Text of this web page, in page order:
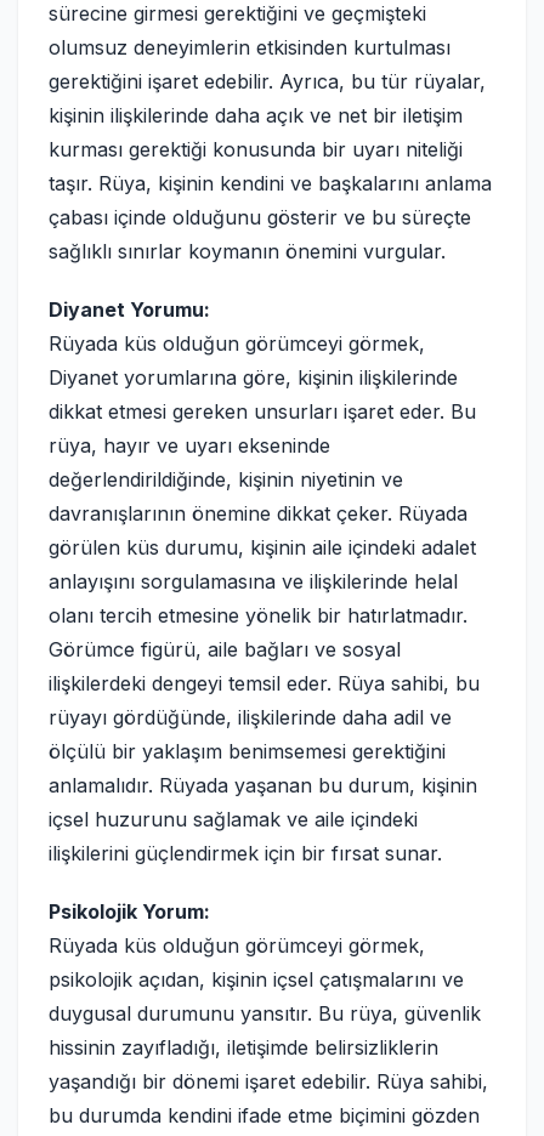
sürecine girmesi gerektiğini ve geçmişteki
olumsuz deneyimlerin etkisinden kurtulması
gerektiğini işaret edebilir. Ayrıca, bu tür rüyalar,
kişinin ilişkilerinde daha açık ve net bir iletişim
kurması gerektiği konusunda bir uyarı niteliği
taşır. Rüya, kişinin kendini ve başkalarını anlama
çabası içinde olduğunu gösterir ve bu süreçte
sağlıklı sınırlar koymanın önemini vurgular.
Diyanet Yorumu:
Rüyada küs olduğun görümceyi görmek,
Diyanet yorumlarına göre, kişinin ilişkilerinde
dikkat etmesi gereken unsurları işaret eder. Bu
rüya, hayır ve uyarı ekseninde
değerlendirildiğinde, kişinin niyetinin ve
davranışlarının önemine dikkat çeker. Rüyada
görülen küs durumu, kişinin aile içindeki adalet
anlayışını sorgulamasına ve ilişkilerinde helal
olanı tercih etmesine yönelik bir hatırlatmadır.
Görümce figürü, aile bağları ve sosyal
ilişkilerdeki dengeyi temsil eder. Rüya sahibi, bu
rüyayı gördüğünde, ilişkilerinde daha adil ve
ölçülü bir yaklaşım benimsemesi gerektiğini
anlamalıdır. Rüyada yaşanan bu durum, kişinin
içsel huzurunu sağlamak ve aile içindeki
ilişkilerini güçlendirmek için bir fırsat sunar.
Psikolojik Yorum:
Rüyada küs olduğun görümceyi görmek,
psikolojik açıdan, kişinin içsel çatışmalarını ve
duygusal durumunu yansıtır. Bu rüya, güvenlik
hissinin zayıfladığı, iletişimde belirsizliklerin
yaşandığı bir dönemi işaret edebilir. Rüya sahibi,
bu durumda kendini ifade etme biçimini gözden